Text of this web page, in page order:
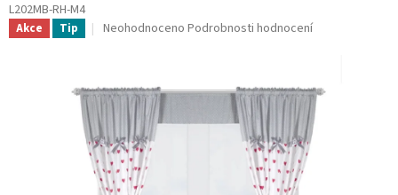
L202MB-RH-M4
Akce Tip
Průměrné
0,0
5
hvězdiček.
Neohodnoceno Podrobnosti hodnocení